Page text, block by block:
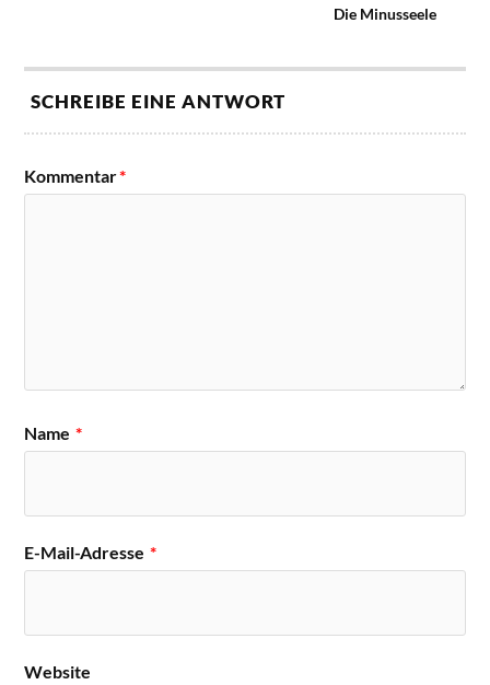
Die Minusseele
SCHREIBE EINE ANTWORT
Kommentar*
Name *
E-Mail-Adresse *
Website